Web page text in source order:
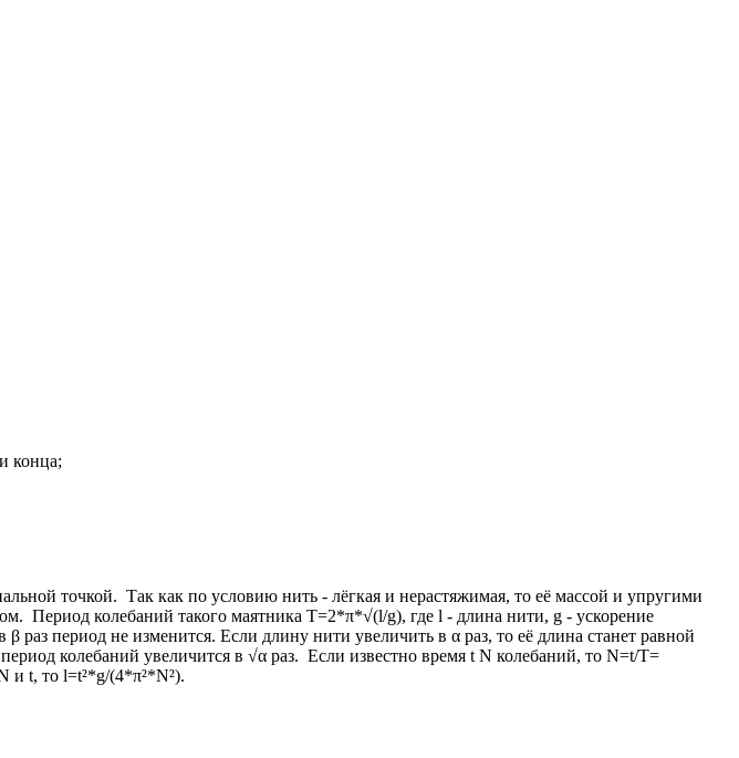
точкой. Так как по условию нить - лёгкая и нерастяжимая, то её массой и упругими
Период колебаний такого маятника T=2*π*√(l/g), где l - длина нити, g - ускорение
раз период не изменится. Если длину нити увеличить в α раз, то её длина станет равной
колебаний увеличится в √α раз. Если известно время t N колебаний, то N=t/T=
и t, то l=t²*g/(4*π²*N²).